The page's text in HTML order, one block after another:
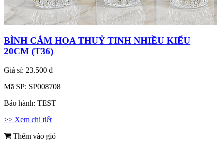
BÌNH CẮM HOA THUỶ TINH NHIỀU KIỂU
20CM (T36)
Giá sỉ: 23.500 đ
Mã SP: SP008708
Bảo hành: TEST
>> Xem chi tiết
Thêm vào giỏ